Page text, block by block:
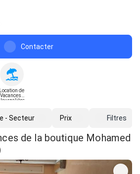
Contacter
Location de
Vacances -
Journalière
- Secteur Prix Filtres
de la boutique Mohamed